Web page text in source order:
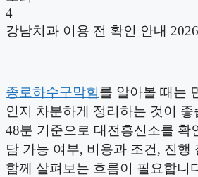
4
강남치과 이용 전 확인 안내
종로하수구막힘를 알아볼 때는
인지 차분하게 정리하는 것이
48분 기준으로 대전흥신소를 확
담 가능 여부, 비용과 조건, 진
함께 살펴보는 흐름이 필요합니